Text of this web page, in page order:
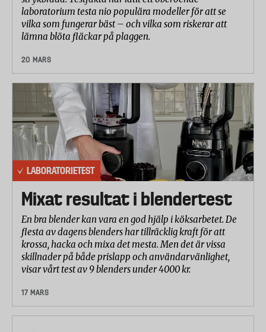
laboratorium testa nio populära modeller för att se
vilka som fungerar bäst – och vilka som riskerar att
lämna blöta fläckar på plaggen.
20 MARS
LABORATORIETEST
Mixat resultat i blendertest
En bra blender kan vara en god hjälp i köksarbetet. De
flesta av dagens blenders har tillräcklig kraft för att
krossa, hacka och mixa det mesta. Men det är vissa
skillnader på både prislapp och användarvänlighet,
visar vårt test av 9 blenders under 4000 kr.
17 MARS